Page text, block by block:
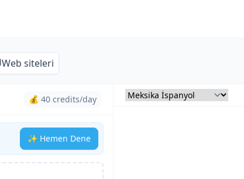
Web siteleri
💰 40 credits/day
✨ Hemen Dene